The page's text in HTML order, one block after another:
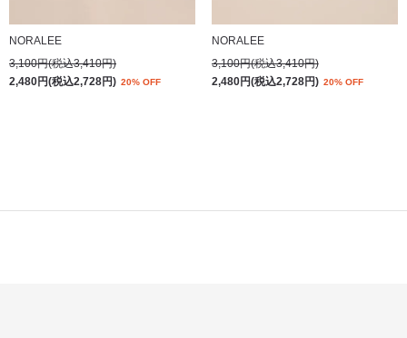
NORALEE
3,100円(税込3,410円)
2,480円(税込2,728円) 20% OFF
NORALEE
3,100円(税込3,410円)
2,480円(税込2,728円) 20% OFF